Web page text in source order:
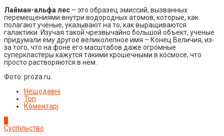
Лайман-альфа лес – это образец эмиссий, вызванных
перемещениями внутри водородных атомов, которые, как
полагают учёные, указывают на то, как выращиваются
галактики. Изучая такой чрезвычайно большой объект, ученые
придумали ему другое великолепное имя – Конец Величия, из-
за того, что на фоне его масштабов даже огромные
суперкластеры кажутся такими крошечными в космосе, что
просто растворяются в нём.
Фото: proza.ru
Нещодавні
Топ
Коментарі
Суспільство